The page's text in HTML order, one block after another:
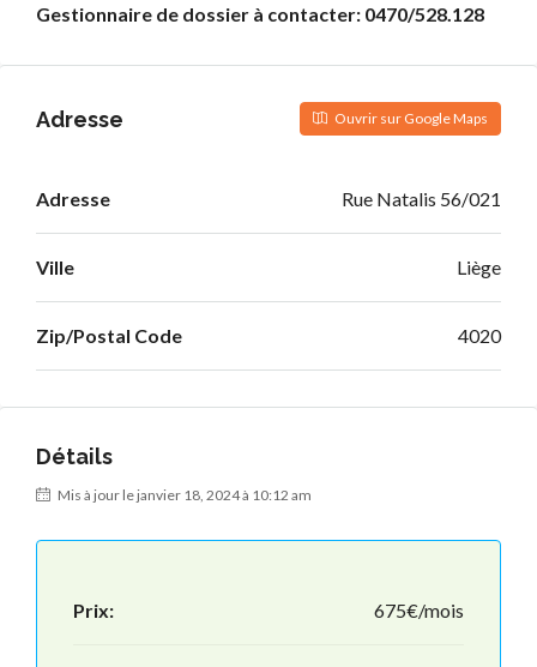
Gestionnaire de dossier à contacter: 0470/528.128
Adresse Ouvrir sur Google Maps
Adresse Rue Natalis 56/021
Ville Liège
Zip/Postal Code 4020
Détails
Mis à jour le janvier 18, 2024 à 10:12 am
Prix: 675€/mois